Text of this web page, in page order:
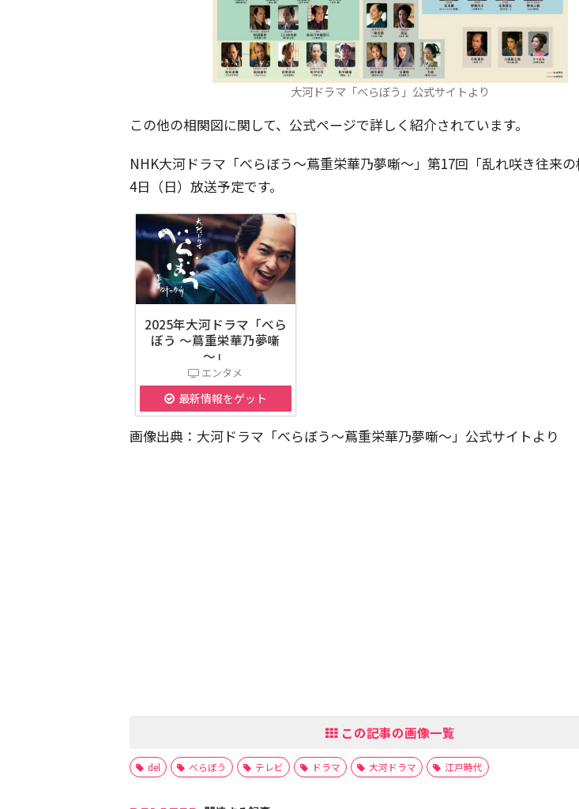
大河ドラマ「べらぼう」公式サイトより
この他の相関図に関して、公式ページで詳しく紹介されています。
NHK大河ドラマ「べらぼう〜蔦重栄華乃夢噺〜」第17回「乱れ咲き往来の
4日（日）放送予定です。
2025年大河ドラマ「べら
ぼう ～蔦重栄華乃夢噺
～」
エンタメ
最新情報をゲット
画像出典：大河ドラマ「べらぼう〜蔦重栄華乃夢噺〜」公式サイトより
この記事の画像一覧
del べらぼう テレビ ドラマ 大河ドラマ 江戸時代